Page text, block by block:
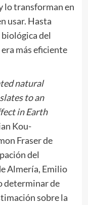
lo transforman en
usar. Hasta
del
más eficiente
natural
to an
in Earth
Kou-
Fraser de
del
Almería, Emilio
determinar de
sobre la